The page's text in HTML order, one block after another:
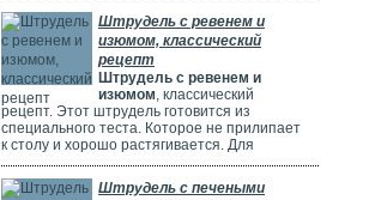
Ну вот теперь можете приготовить вкусный
рецепт штруделя.Штрудель с ревенем и
изюмом, классический
рецепт
Штрудель с ревенем и
изюмом, классический
рецепт. Этот штрудель готовится из
специального теста. Которое не прилипает
к столу и хорошо растягивается. Для
начинки мы взяли стебли ревеня. Они
придают выпечке кислый вкус и приятный
аромат, делают штрудель сочным и
Штрудель с печеными